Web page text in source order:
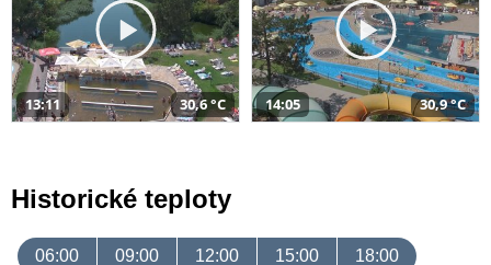
13:11 30,6 °C 14:05 30,9 °C
Historické teploty
06:00 09:00 12:00 15:00 18:00